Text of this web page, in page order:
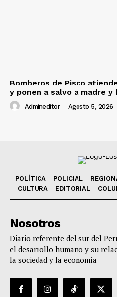
Bomberos de Pisco
y ponen a salvo a madre y
Admineditor - Agosto 5, 2026
POLÍTICA POLICIAL
CULTURA
EDITORIAL
Nosotros
Diario referente del sur del
el desarrollo humano y su
la sociedad y la economía